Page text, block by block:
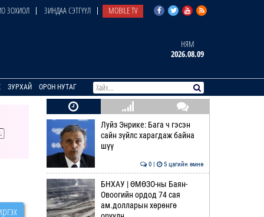
ЗОХИОЛ ЗИНДАА СЭТГҮҮЛ MOBILE TV
НЯМ
2026.08.09
ЗУРХАЙ ОРОН НУТАГ
Луйз Энрике: Бага ч гэсэн
сайн зүйлс харагдаж байна
шүү
0 | 5 цагийн өмнө
БНХАУ | ӨМӨЗО-ны Баян-
Овоогийн ордод 74 сая
ам.долларын хөрөнгө